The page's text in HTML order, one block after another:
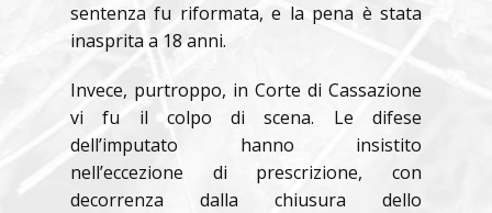
sentenza fu riformata, e la pena è stata
inasprita a 18 anni.
Invece, purtroppo, in Corte di Cassazione
vi fu il colpo di scena. Le difese
dell’imputato hanno insistito
nell’eccezione di prescrizione, con
decorrenza dalla chiusura dello